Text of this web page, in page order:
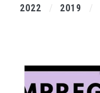
2022
2019